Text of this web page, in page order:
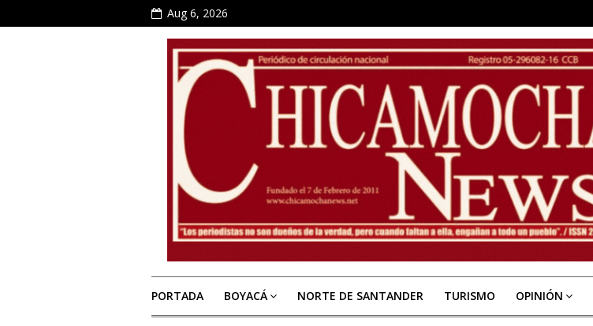
Aug 6, 2026
PORTADA BOYACÁ NORTE DE SANTANDER TURISMO OPINIÓN